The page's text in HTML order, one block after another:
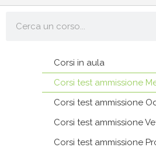
Corsi in aula
Corsi test ammissione
Corsi test ammissione
Corsi test ammissione
Corsi test ammissione